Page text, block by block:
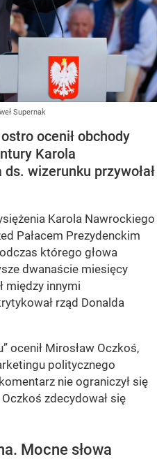
Supernak
ocenił obchody
Karola
wizerunku przywołał
Karola Nawrockiego
Pałacem Prezydenckim
którego głowa
dwanaście miesięcy
między innymi
rząd Donalda
ocenił Mirosław Oczkoś,
politycznego
nie ograniczył się
zdecydował się
Mocne słowa